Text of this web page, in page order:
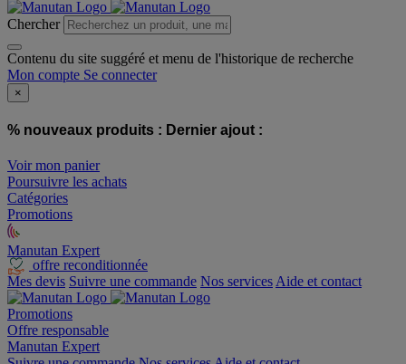
Chercher
Contenu du site suggéré et menu de l'historique de recherche
Mon compte Se connecter
×
% nouveaux produits : Dernier ajout :
Voir mon panier
Poursuivre les achats
Catégories
Promotions
Manutan Expert
offre reconditionnée
Mes devis Suivre une commande Nos services Aide et contact
Promotions
Offre responsable
Manutan Expert